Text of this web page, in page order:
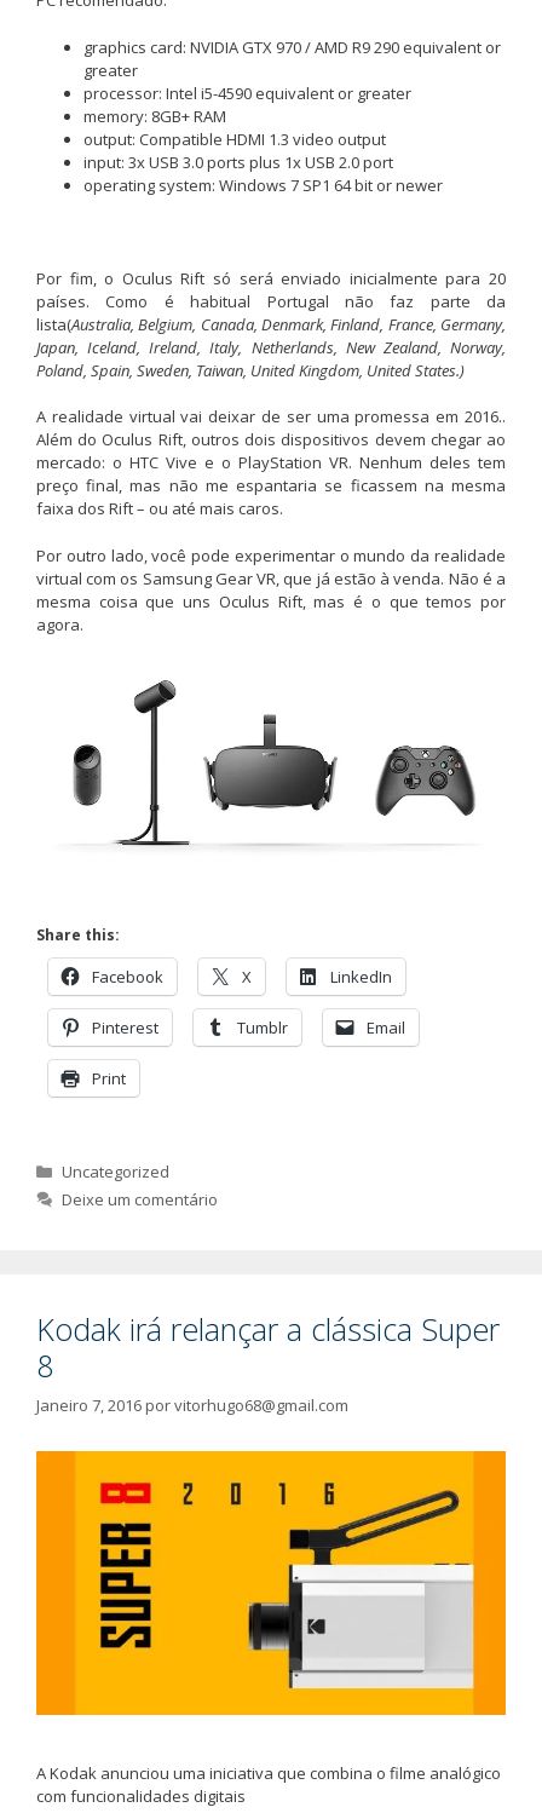
graphics card: NVIDIA GTX 970 / AMD R9 290 equivalent or
greater
processor: Intel i5-4590 equivalent or greater
memory: 8GB+ RAM
output: Compatible HDMI 1.3 video output
input: 3x USB 3.0 ports plus 1x USB 2.0 port
operating system: Windows 7 SP1 64 bit or newer
Por fim, o Oculus Rift só será enviado inicialmente para 20
países. Como é habitual Portugal não faz parte da
lista(Australia, Belgium, Canada, Denmark, Finland, France, Germany,
Japan, Iceland, Ireland, Italy, Netherlands, New Zealand, Norway,
Poland, Spain, Sweden, Taiwan, United Kingdom, United States.)
A realidade virtual vai deixar de ser uma promessa em 2016..
Além do Oculus Rift, outros dois dispositivos devem chegar ao
mercado: o HTC Vive e o PlayStation VR. Nenhum deles tem
preço final, mas não me espantaria se ficassem na mesma
faixa dos Rift – ou até mais caros.
Por outro lado, você pode experimentar o mundo da realidade
virtual com os Samsung Gear VR, que já estão à venda. Não é a
mesma coisa que uns Oculus Rift, mas é o que temos por
agora.
Share this:
Facebook X LinkedIn
Pinterest Tumblr Email
Print
Categorias
Uncategorized
Deixe um comentário
Kodak irá relançar a clássica Super
8
Janeiro 7, 2016porvitorhugo68@gmail.com
A Kodak anunciou uma iniciativa que combina o filme analógico
com funcionalidades digitais